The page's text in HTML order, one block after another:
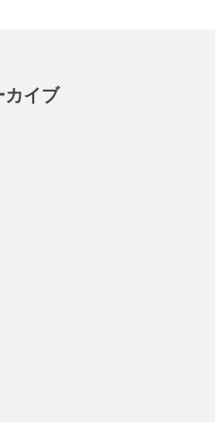
カイブ